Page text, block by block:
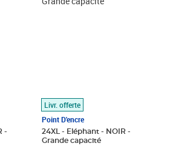
-
Livr. offerte
Point D'encre
24XL - Eléphant - NOIR -
Grande capacité